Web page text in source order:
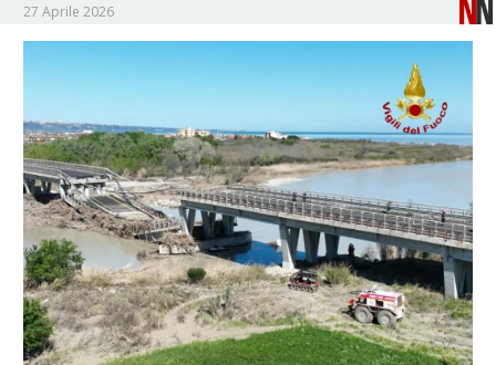
27 Aprile 2026